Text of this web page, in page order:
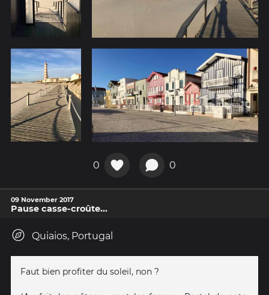
0 0
09 November 2017
Pause casse-croûte...
Quiaios, Portugal
Faut bien profiter du soleil, non ?